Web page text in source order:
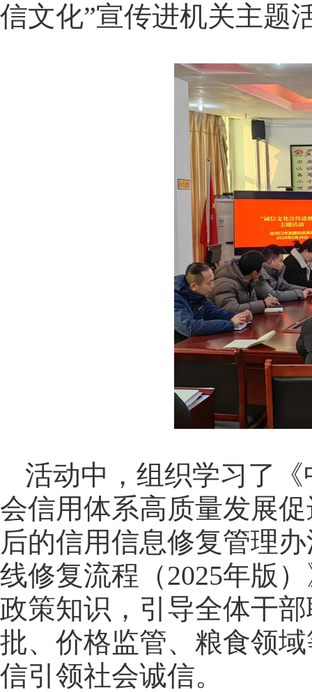
信文化”宣传进机关主题
活动中，组织学习了
会信用体系高质量发展
后的信用信息修复管理
线修复流程（2025年版
政策知识，引导全体干
批、价格监管、粮食领
信引领社会诚信。